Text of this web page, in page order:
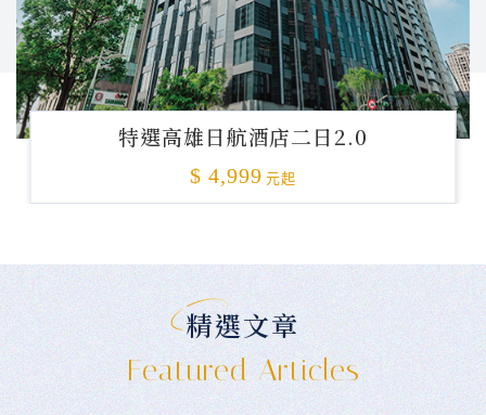
特選高雄日航酒店二日2.0
$ 4,999 元起
精選文章
Featured Articles